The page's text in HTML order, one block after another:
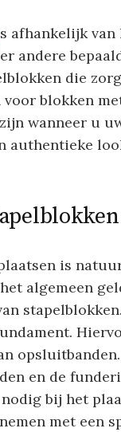
afhankelijk
andere
die
voor blokken
wanneer u
authentieke
is
algemeen
en de
bij het
met een